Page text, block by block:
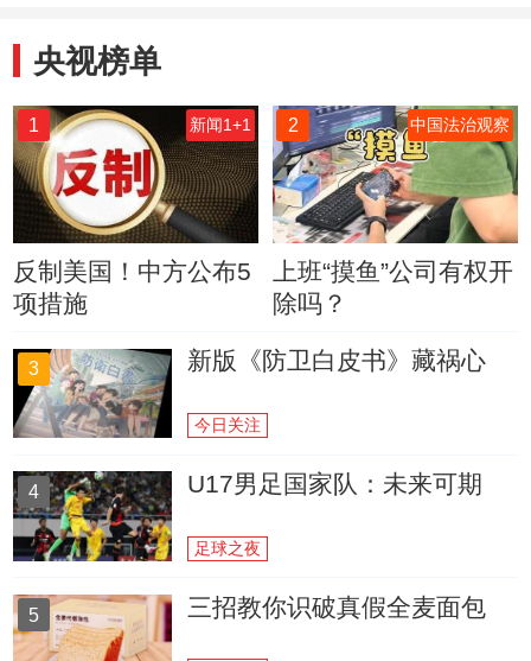
央视榜单
1 新闻1+1
反制美国！中方公布5
项措施
2 中国法治观察
上班“摸鱼”公司有权开
除吗？
3 新版《防卫白皮书》藏祸心
今日关注
4 U17男足国家队：未来可期
足球之夜
5 三招教你识破真假全麦面包